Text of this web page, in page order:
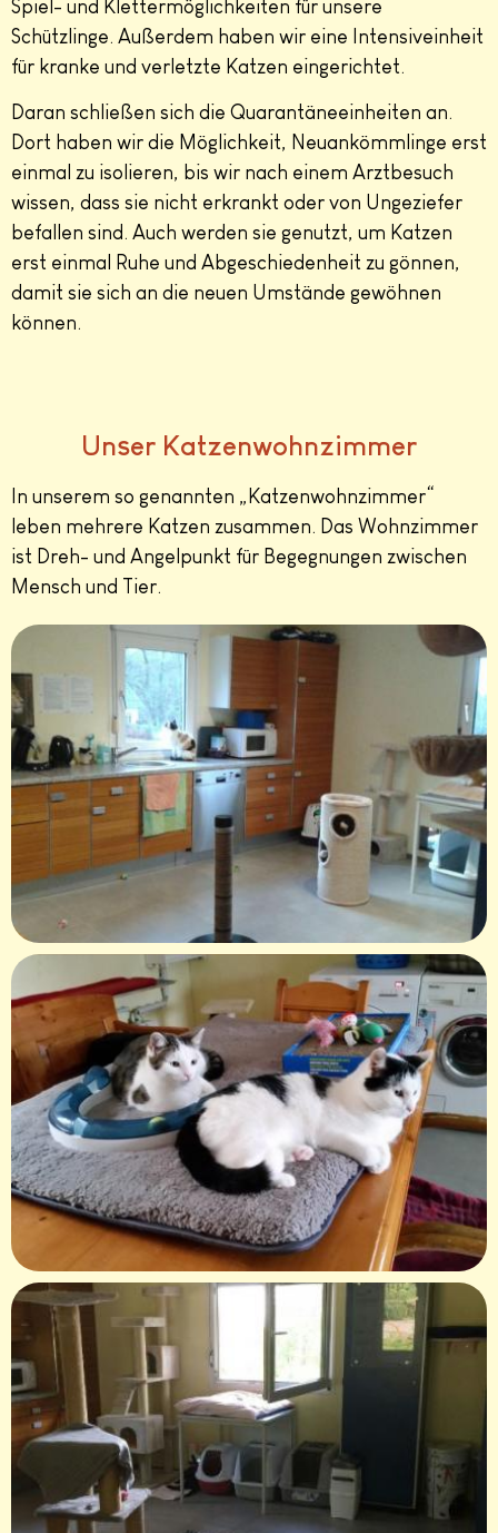
Spiel- und Klettermöglichkeiten für unsere
Schützlinge. Außerdem haben wir eine Intensiveinheit
für kranke und verletzte Katzen eingerichtet.
Daran schließen sich die Quarantäneeinheiten an.
Dort haben wir die Möglichkeit, Neuankömmlinge erst
einmal zu isolieren, bis wir nach einem Arztbesuch
wissen, dass sie nicht erkrankt oder von Ungeziefer
befallen sind. Auch werden sie genutzt, um Katzen
erst einmal Ruhe und Abgeschiedenheit zu gönnen,
damit sie sich an die neuen Umstände gewöhnen
können.
Unser Katzenwohnzimmer
In unserem so genannten „Katzenwohnzimmer“
leben mehrere Katzen zusammen. Das Wohnzimmer
ist Dreh- und Angelpunkt für Begegnungen zwischen
Mensch und Tier.